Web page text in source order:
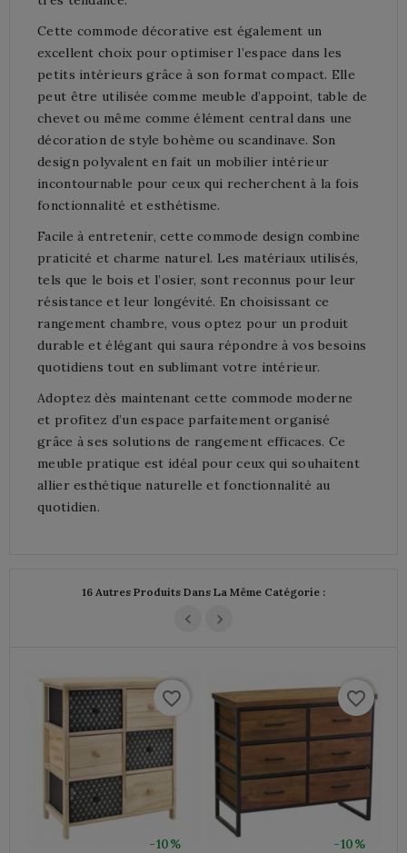
Cette commode décorative est également un
excellent choix pour optimiser l’espace dans les
petits intérieurs grâce à son format compact. Elle
peut être utilisée comme meuble d’appoint, table de
chevet ou même comme élément central dans une
décoration de style bohème ou scandinave. Son
design polyvalent en fait un mobilier intérieur
incontournable pour ceux qui recherchent à la fois
fonctionnalité et esthétisme.
Facile à entretenir, cette commode design combine
praticité et charme naturel. Les matériaux utilisés,
tels que le bois et l’osier, sont reconnus pour leur
résistance et leur longévité. En choisissant ce
rangement chambre, vous optez pour un produit
durable et élégant qui saura répondre à vos besoins
quotidiens tout en sublimant votre intérieur.
Adoptez dès maintenant cette commode moderne
et profitez d’un espace parfaitement organisé
grâce à ses solutions de rangement efficaces. Ce
meuble pratique est idéal pour ceux qui souhaitent
allier esthétique naturelle et fonctionnalité au
quotidien.
16 Autres Produits Dans La Même Catégorie :
-10%
favorite_border
-10%
favorite_border